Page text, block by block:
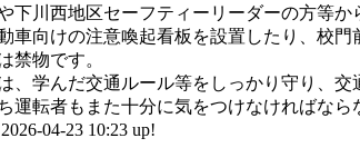
下川西地区セーフティーリーダーの方等か
車向けの注意喚起看板を設置したり、校
禁物です。
、学んだ交通ルール等をしっかり守り、
運転者もまた十分に気をつけなければなら
04-23 10:23 up!